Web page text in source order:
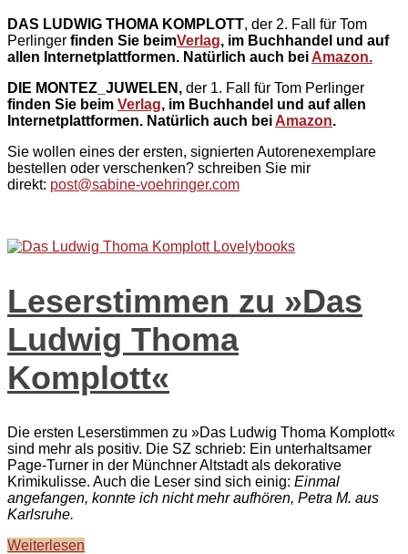
DAS LUDWIG THOMA KOMPLOTT, der 2. Fall für Tom
Perlinger finden Sie beimVerlag, im Buchhandel und auf
allen Internetplattformen. Natürlich auch bei Amazon.
DIE MONTEZ_JUWELEN, der 1. Fall für Tom Perlinger
finden Sie beim Verlag, im Buchhandel und auf allen
Internetplattformen. Natürlich auch bei Amazon.
Sie wollen eines der ersten, signierten Autorenexemplare
bestellen oder verschenken? schreiben Sie mir
direkt: post@sabine-voehringer.com
Leserstimmen zu »Das
Ludwig Thoma
Komplott«
Die ersten Leserstimmen zu »Das Ludwig Thoma Komplott«
sind mehr als positiv. Die SZ schrieb: Ein unterhaltsamer
Page-Turner in der Münchner Altstadt als dekorative
Krimikulisse. Auch die Leser sind sich einig: Einmal
angefangen, konnte ich nicht mehr aufhören, Petra M. aus
Karlsruhe.
Weiterlesen